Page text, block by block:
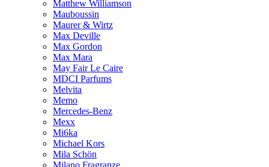
Matthew Williamson
Mauboussin
Maurer & Wirtz
Max Deville
Max Gordon
Max Mara
May Fair Le Caire
MDCI Parfums
Melvita
Memo
Mercedes-Benz
Mexx
Mi6ka
Michael Kors
Mila Schön
Milano Fragranze